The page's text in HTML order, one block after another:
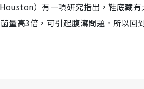
）有一項研究指出，鞋底藏
高3倍，可引起腹瀉問題。所以回